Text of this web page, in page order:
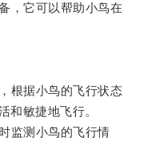
它可以帮助小鸟在
据小鸟的飞行状态
和敏捷地飞行。
测小鸟的飞行情